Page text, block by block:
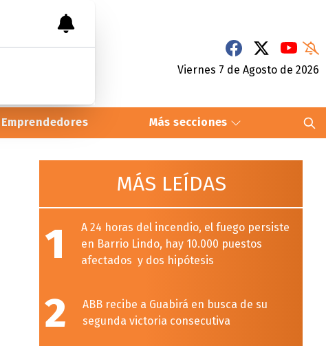
Viernes 7 de Agosto de 2026
Emprendedores Más secciones
MÁS LEÍDAS
1
A 24 horas del incendio, el fuego persiste
en Barrio Lindo, hay 10.000 puestos
afectados y dos hipótesis
2
ABB recibe a Guabirá en busca de su
segunda victoria consecutiva